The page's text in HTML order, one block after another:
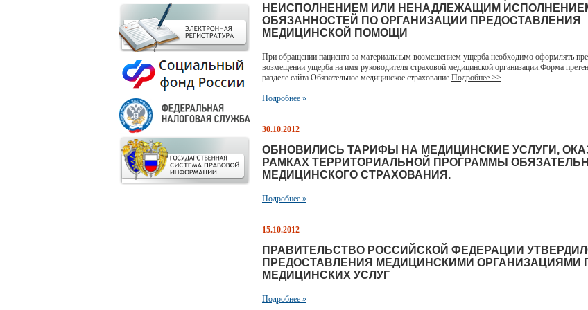
НЕИСПОЛНЕНИЕМ ИЛИ НЕНАДЛЕЖАЩИМ
ОБЯЗАННОСТЕЙ ПО ОРГАНИЗАЦИИ ПРЕДОСТАВЛЕНИЯ
МЕДИЦИНСКОЙ ПОМОЩИ
При обращении пациента за материальным возмещением ущерба необходимо оформлять
возмещении ущерба на имя руководителя страховой медицинской организации.Форма
разделе сайта Обязательное медицинское страхование.Подробнее >>
Подробнее »
30.10.2012
ОБНОВИЛИСЬ ТАРИФЫ НА МЕДИЦИНСКИЕ УСЛУГИ,
РАМКАХ ТЕРРИТОРИАЛЬНОЙ ПРОГРАММЫ
МЕДИЦИНСКОГО СТРАХОВАНИЯ.
Подробнее »
15.10.2012
ПРАВИТЕЛЬСТВО РОССИЙСКОЙ ФЕДЕРАЦИИ
ПРЕДОСТАВЛЕНИЯ МЕДИЦИНСКИМИ ОРГАНИЗАЦИЯМИ
МЕДИЦИНСКИХ УСЛУГ
Подробнее »